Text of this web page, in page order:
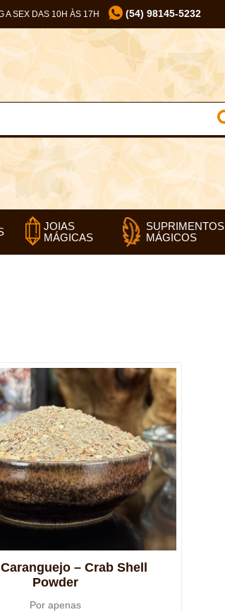
A SEX DAS 10H ÀS 17H (54) 98145-5232
JOIAS
MÁGICAS
SUPRIMENTOS
MÁGICOS
– Crab Shell
Powder
Por apenas